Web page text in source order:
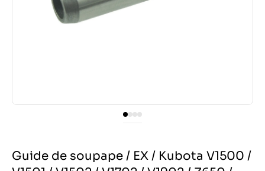
Guide de soupape / EX / Kubota V1500 /